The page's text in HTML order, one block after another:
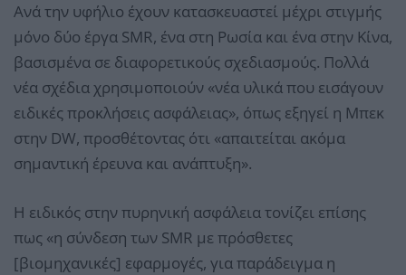
Ανά την υφήλιο έχουν κατασκευαστεί μέχρι στιγμής
μόνο δύο έργα SMR, ένα στη Ρωσία και ένα στην Κίνα,
βασισμένα σε διαφορετικούς σχεδιασμούς. Πολλά
νέα σχέδια χρησιμοποιούν «νέα υλικά που εισάγουν
ειδικές προκλήσεις ασφάλειας», όπως εξηγεί η Μπεκ
στην DW, προσθέτοντας ότι «απαιτείται ακόμα
σημαντική έρευνα και ανάπτυξη».
Η ειδικός στην πυρηνική ασφάλεια τονίζει επίσης
πως «η σύνδεση των SMR με πρόσθετες
[βιομηχανικές] εφαρμογές, για παράδειγμα η